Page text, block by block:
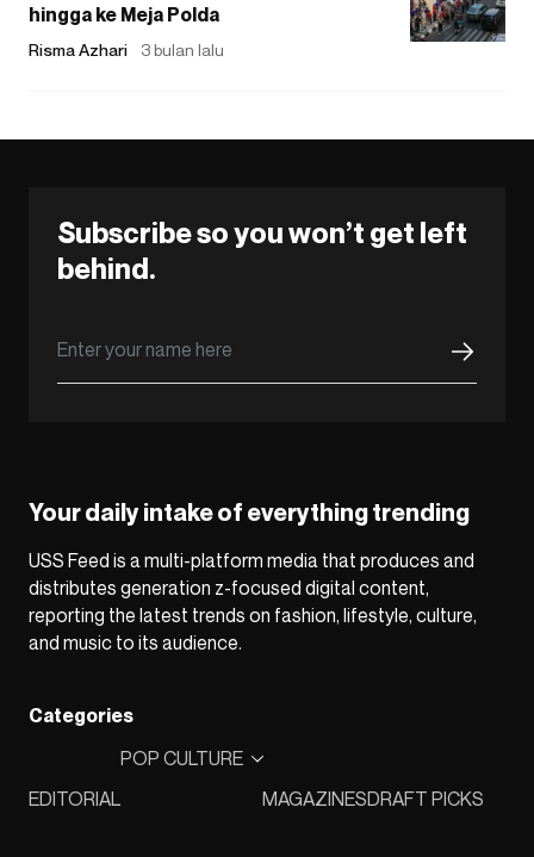
hingga ke Meja Polda
Risma Azhari 3 bulan lalu
Subscribe so you won’t get left
behind.
Your daily intake of everything trending
USS Feed is a multi-platform media that produces and
distributes generation z-focused digital content,
reporting the latest trends on fashion, lifestyle, culture,
and music to its audience.
Categories
EDITORIAL
POP CULTURE
MAGAZINESDRAFT PICKS